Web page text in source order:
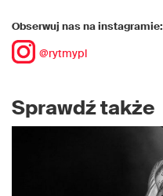
Obserwuj nas na instagramie:
@rytmypl
Sprawdź także